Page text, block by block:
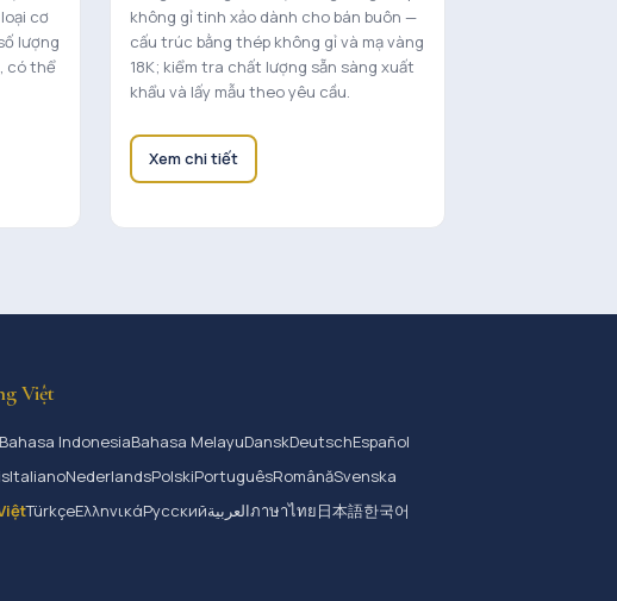
cơ
lượng
có thể
không gỉ tinh xảo dành cho bán buôn —
cấu trúc bằng thép không gỉ và mạ vàng
18K; kiểm tra chất lượng sẵn sàng xuất
khẩu và lấy mẫu theo yêu cầu.
Xem chi tiết
Việt
Bahasa IndonesiaBahasa MelayuDanskDeutschEspañol
ItalianoNederlandsPolskiPortuguêsRomânăSvenska
TürkçeΕλληνικάРусскийالعربيةภาษาไทย日本語한국어